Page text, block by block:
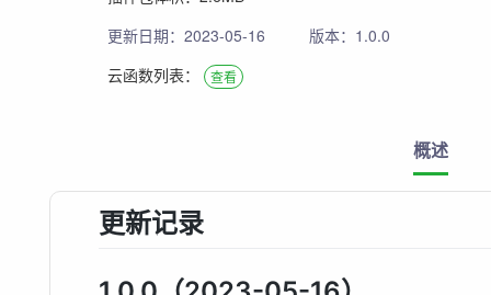
更新日期：2023-05-16
版本：1.0.0
云函数列表： 查看
概述
更新记录